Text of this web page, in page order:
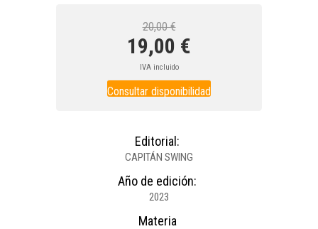
20,00 €
19,00 €
IVA incluido
Consultar disponibilidad
Editorial:
CAPITÁN SWING
Año de edición:
2023
Materia